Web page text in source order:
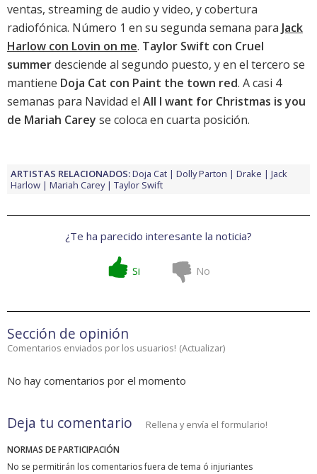
ventas, streaming de audio y video, y cobertura
radiofónica. Número 1 en su segunda semana para Jack
Harlow con Lovin on me. Taylor Swift con Cruel
summerdesciende al segundo puesto, y en el tercero se
mantiene Doja Cat con Paint the town red. A casi 4
semanas para Navidad el All I want for Christmas is you
de Mariah Carey se coloca en cuarta posición.
ARTISTAS RELACIONADOS:Doja Cat Dolly Parton Drake
Jack
Harlow
Mariah Carey Taylor Swift
¿Te ha parecido interesante la noticia?
Si No
Sección de opinión
Comentarios enviados por los usuarios! (Actualizar)
No hay comentarios por el momento
Deja tu comentario Rellena y envía el formulario!
NORMAS DE PARTICIPACIÓN
No se permitirán los comentarios fuera de tema ó injuriantes